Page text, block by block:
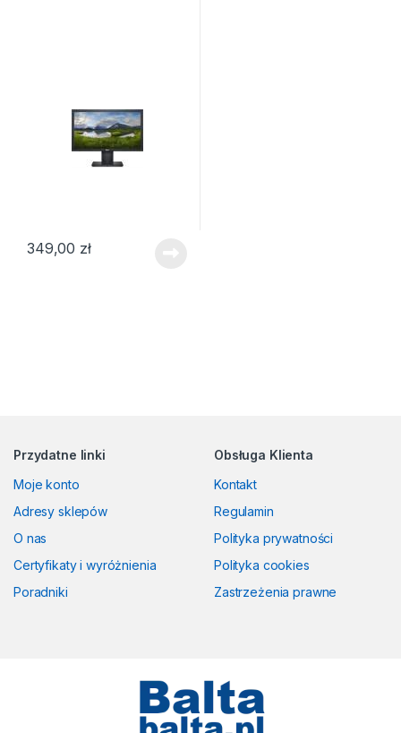
349,00 zł
Przydatne linki
Moje konto
Adresy sklepów
O nas
Certyfikaty i wyróżnienia
Poradniki
Obsługa Klienta
Kontakt
Regulamin
Polityka prywatności
Polityka cookies
Zastrzeżenia prawne